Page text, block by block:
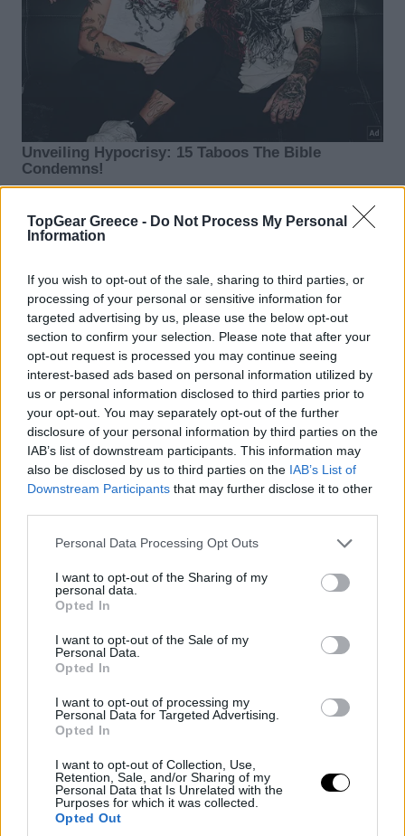
TopGear Greece - Do Not Process My Personal
Information
If you wish to opt-out of the sale, sharing to third parties, or
processing of your personal or sensitive information for
targeted advertising by us, please use the below opt-out
section to confirm your selection. Please note that after your
opt-out request is processed you may continue seeing
interest-based ads based on personal information utilized by
us or personal information disclosed to third parties prior to
your opt-out. You may separately opt-out of the further
disclosure of your personal information by third parties on the
IAB’s list of downstream participants. This information may
also be disclosed by us to third parties on the IAB’s List of
Downstream Participants that may further disclose it to other
Please note that this website/app uses one or more Google
not limited to your visit or usage behaviour. You may click to
grant or deny consent to Google and its third-party tags to
use your data for below specified purposes in below Google
consent section.
Personal Data Processing Opt Outs
I want to opt-out of the Sharing of my
personal data.
Opted In
I want to opt-out of the Sale of my
Personal Data.
Opted In
I want to opt-out of processing my
Personal Data for Targeted Advertising.
Opted In
I want to opt-out of Collection, Use,
Retention, Sale, and/or Sharing of my
Personal Data that Is Unrelated with the
Purposes for which it was collected.
Opted Out